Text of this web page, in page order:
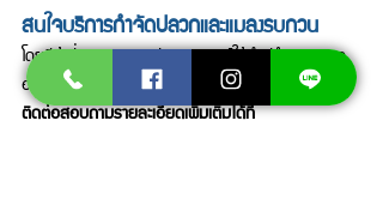
สนใจบริการกำจัดปลวกและแมลงรบกวน
โดยมีผู้เชี่ยวชาญมากประสบการณ์ให้คำปรึกษาตลอด
อายุสัญญา
ติดต่อสอบถามรายละเอียดเพิ่มเติมได้ที่